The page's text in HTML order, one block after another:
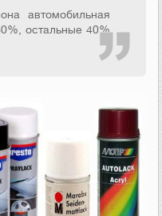
автомобильная
остальные 40%